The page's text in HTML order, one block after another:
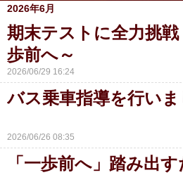
2026年6月
期末テストに全力挑戦
歩前へ～
2026/06/29 16:24
バス乗車指導を行いま
2026/06/26 08:35
「一歩前へ」踏み出